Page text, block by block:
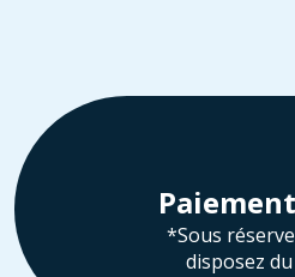
*Sous
disposez